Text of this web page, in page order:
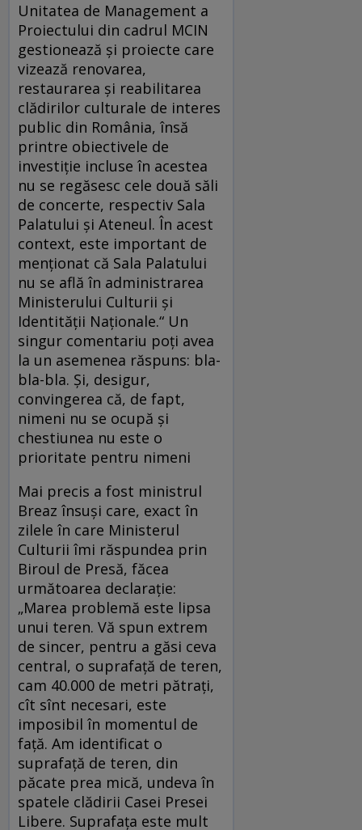
Unitatea de Management a
Proiectului din cadrul MCIN
gestionează și proiecte care
vizează renovarea,
restaurarea și reabilitarea
clădirilor culturale de interes
public din România, însă
printre obiectivele de
investiție incluse în acestea
nu se regăsesc cele două săli
de concerte, respectiv Sala
Palatului și Ateneul. În acest
context, este important de
menționat că Sala Palatului
nu se află în administrarea
Ministerului Culturii și
Identității Naționale.“ Un
singur comentariu poți avea
la un asemenea răspuns: bla-
bla-bla. Și, desigur,
convingerea că, de fapt,
nimeni nu se ocupă și
chestiunea nu este o
prioritate pentru nimeni
Mai precis a fost ministrul
Breaz însuși care, exact în
zilele în care Ministerul
Culturii îmi răspundea prin
Biroul de Presă, făcea
următoarea declarație:
„Marea problemă este lipsa
unui teren. Vă spun extrem
de sincer, pentru a găsi ceva
central, o suprafață de teren,
cam 40.000 de metri pătrați,
cît sînt necesari, este
imposibil în momentul de
față. Am identificat o
suprafață de teren, din
păcate prea mică, undeva în
spatele clădirii Casei Presei
Libere. Suprafața este mult